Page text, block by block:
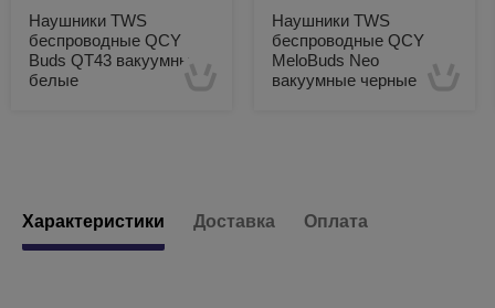
Наушники TWS
беспроводные QCY
Buds QT43 вакуумные
белые
Наушники TWS
беспроводные QCY
MeloBuds Neo
вакуумные черные
Характеристики Доставка Оплата